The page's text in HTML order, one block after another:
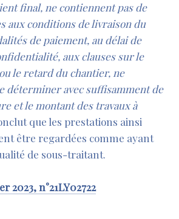
final, ne contiennent pas de
aux conditions de livraison du
de paiement, au délai de
aux clauses sur le
le retard du chantier, ne
déterminer avec suffisamment de
et le montant des travaux à
que les prestations ainsi
être regardées comme ayant
de sous-traitant.
2023, n°21LY02722